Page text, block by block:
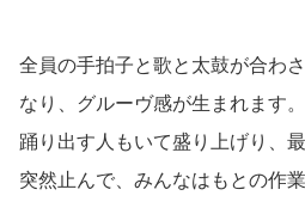
全員の手拍子と歌と太鼓が合わ
なり、グルーヴ感が生まれます。
踊り出す人もいて盛り上げり、
突然止んで、みんなはもとの作